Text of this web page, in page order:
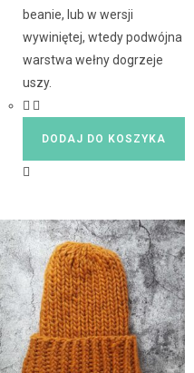
beanie, lub w wersji
wywiniętej, wtedy podwójna
warstwa wełny dogrzeje
uszy.
DODAJ DO KOSZYKA